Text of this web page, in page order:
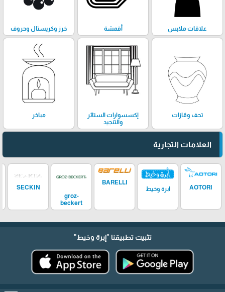
علاقات ملابس أقمشة خرز وكريستال وحروف
تحف وڤازات
إكسسوارات الستائر
والتنجيد
مباخر
العلامات التجارية
AOTORI ابرة وخيط
BARELLI
groz-
beckert
SECKIN
تثبيت تطبيقنا "إبرة وخيط"